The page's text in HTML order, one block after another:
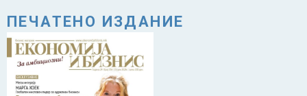
ПЕЧАТЕНО ИЗДАНИЕ